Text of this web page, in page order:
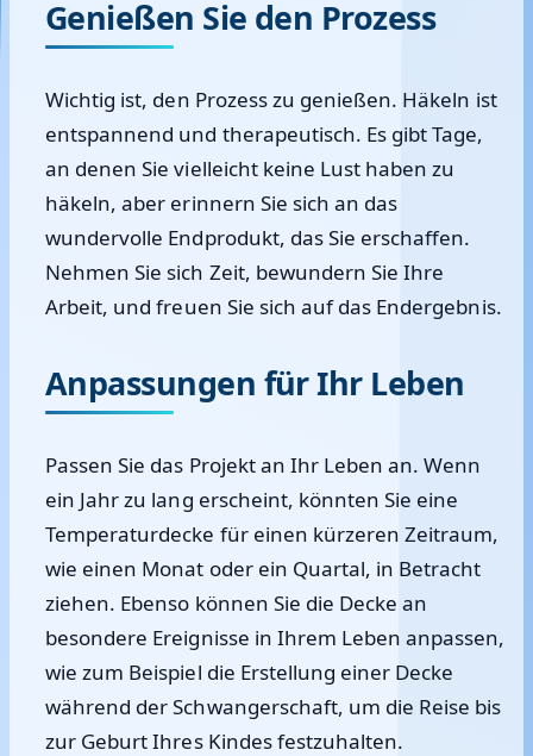
Genießen Sie den Prozess
Wichtig ist, den Prozess zu genießen. Häkeln ist
entspannend und therapeutisch. Es gibt Tage,
an denen Sie vielleicht keine Lust haben zu
häkeln, aber erinnern Sie sich an das
wundervolle Endprodukt, das Sie erschaffen.
Nehmen Sie sich Zeit, bewundern Sie Ihre
Arbeit, und freuen Sie sich auf das Endergebnis.
Anpassungen für Ihr Leben
Passen Sie das Projekt an Ihr Leben an. Wenn
ein Jahr zu lang erscheint, könnten Sie eine
Temperaturdecke für einen kürzeren Zeitraum,
wie einen Monat oder ein Quartal, in Betracht
ziehen. Ebenso können Sie die Decke an
besondere Ereignisse in Ihrem Leben anpassen,
wie zum Beispiel die Erstellung einer Decke
während der Schwangerschaft, um die Reise bis
zur Geburt Ihres Kindes festzuhalten.